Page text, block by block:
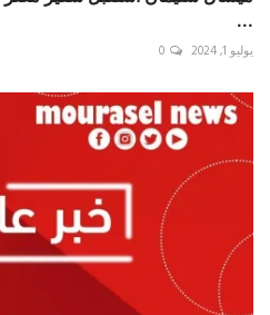
...
يوليو 1, 2024 0